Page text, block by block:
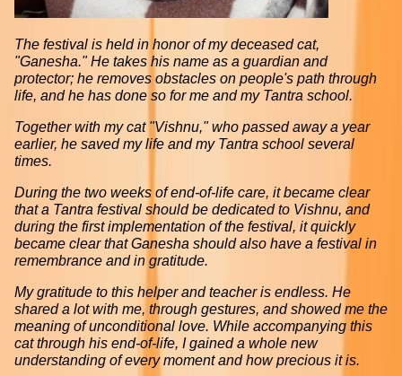
The festival is held in honor of my deceased cat,
"Ganesha." He takes his name as a guardian and
protector; he removes obstacles on people's path through
life, and he has done so for me and my Tantra school.
Together with my cat "Vishnu," who passed away a year
earlier, he saved my life and my Tantra school several
times.
During the two weeks of end-of-life care, it became clear
that a Tantra festival should be dedicated to Vishnu, and
during the first implementation of the festival, it quickly
became clear that Ganesha should also have a festival in
remembrance and in gratitude.
My gratitude to this helper and teacher is endless. He
shared a lot with me, through gestures, and showed me the
meaning of unconditional love. While accompanying this
cat through his end-of-life, I gained a whole new
understanding of every moment and how precious it is.